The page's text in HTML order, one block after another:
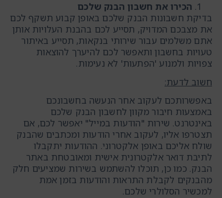
הכירו את חשבון הבנק שלכם
בדיקת חשבונות הבנק שלכם באופן קבוע תשקף לכם
את מצבכם המדויק, תסייע לכם בהבנת העלויות אותן
אתם משלמים עבור שירותי בנקאות, תסייע באיתור
טעויות בחשבון ותאפשר לכם להיערך להוצאות
צפויות ולמנוע 'הפתעות' לא נעימות.
חשוב לדעת:
באפשרותכם לעקוב אחר הנעשה בחשבונכם
באמצעות חיבור מקוון לחשבון הבנק שלכם
באינטרנט. שירות "הודעות במייל" יאפשר לכם, אם
תצטרפו אליו, לעקוב אחרי הודעות ומכתבים שהבנק
שולח אליכם באופן אלקטרוני. ההודעות יתקבלו
לתיבת דואר אלקטרונית אישית ומאובטחת באתר
הבנק. כמו כן, תוכלו להשתמש בשירות שמציעים חלק
מהבנקים לקבלת התראות והודעות בזמן אמת
למכשיר הסלולרי שלכם.